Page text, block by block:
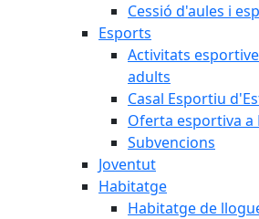
Cessió d'aules i
Esports
Activitats
adults
Casal Esportiu
Oferta esportiva
Subvencions
Joventut
Habitatge
Habitatge de